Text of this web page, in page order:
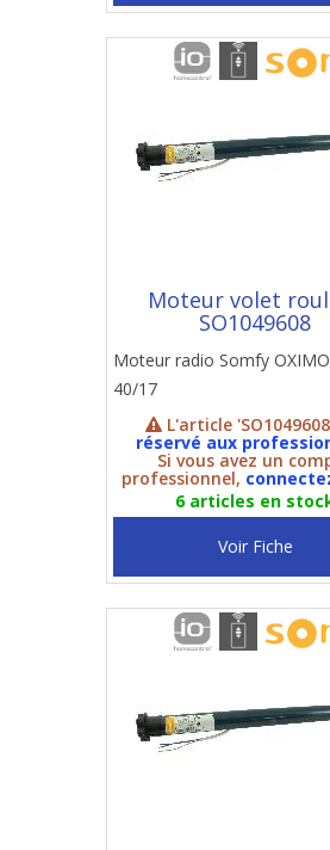
Moteur volet
SO1049608
Moteur radio Somfy
40/17
L'article
réservé aux
Si vous avez un
professionnel,
6 articles en
Voir Fiche